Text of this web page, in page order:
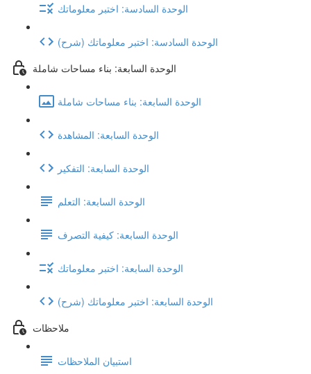
الوحدة السادسة: اختبر معلوماتك
(شرح) الوحدة السادسة: اختبر معلوماتك
الوحدة السابعة: بناء مساحات شاملة
الوحدة السابعة: بناء مساحات شاملة
الوحدة السابعة: المشاهدة
الوحدة السابعة: التفكير
الوحدة السابعة: التعلم
الوحدة السابعة: كيفية التصرف
الوحدة السابعة: اختبر معلوماتك
(شرح) الوحدة السابعة: اختبر معلوماتك
ملاحظات
استبيان الملاحظات